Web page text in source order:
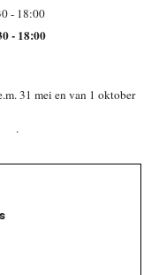
- 18:00
- 18:00
31 mei en van 1 oktober
.